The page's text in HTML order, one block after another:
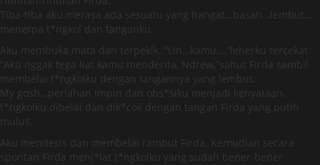
Tiba-tiba aku merasa ada sesuatu yang hangat…basah…lembut…
menerpa t*ngkol dan tanganku.
Aku membuka mata dan terpekik. “Lin…kamu…,”leherku tercekat.
“Aku nggak tega liat kamu menderita, Ndrew,”sahut Firda sambil
membelai t*ngkolku dengan tangannya yang lembut.
My gosh…perlahan impin dan obs*siku menjadi kenyataan.
t*ngkolku dibelai dan dik*cok dengan tangan Firda yang putih
mulus.
Aku mendesis dan membelai rambut Firda. Kemudian secara
spontan Firda menj*lat t*ngkolku yang sudah bener-bener